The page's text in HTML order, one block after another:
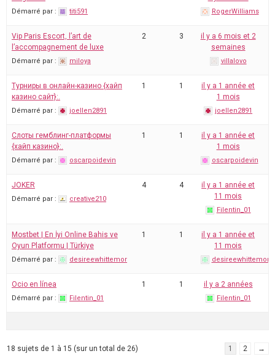
Démarré par : titi591 RogerWilliams
Vip Paris Escort, l’art de
l’accompagnement de luxe
Démarré par : miloya
2 3
il y a 6 mois et 2
semaines
villalovo
Турниры в онлайн-казино {хайп
казино сайт}:.
Démarré par : joellen2891
1 1
il y a 1 année et
1 mois
joellen2891
Слоты гемблинг-платформы
{хайп казино}:.
Démarré par : oscarpoidevin
1 1
il y a 1 année et
1 mois
oscarpoidevin
JOKER
Démarré par : creative210
4 4
il y a 1 année et
11 mois
Filentin_01
Mostbet | En İyi Online Bahis ve
Oyun Platformu | Türkiye
Démarré par : desireewhittemor
1 1
il y a 1 année et
11 mois
desireewhittemor
Ocio en línea
Démarré par : Filentin_01
1 1 il y a 2 années
Filentin_01
18 sujets de 1 à 15 (sur un total de 26) 1 2 →